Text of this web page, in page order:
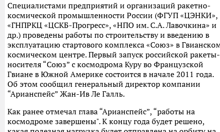
Специалистами предприятий и организаций ракетно-
космической промышленности России (ФГУП «ЦЭНКИ»,
«ГНПРКЦ «ЦСКБ-Прогресс», «НПО им. С.А. Лавочкина» и
др.) проведены работы по строительству и введению в
эксплуатацию стартового комплекса «Союз» в
космическом центре. Первый запуск российской ракеты-
носителя “Союз” с космодрома Куру во Французской
Гвиане в Южной Америке состоится в начале 2011 года.
Об этом сообщил генеральный директор компании
“Арианспейс” Жан-Ив Ле Галль.
Как ранее отмечал глава “Арианспейс”, “работы на
космодроме завершены". К концу года будет решено,